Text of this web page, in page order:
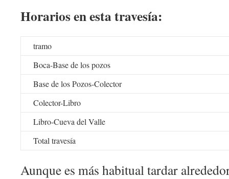
Horarios en esta travesía:
tramo
Boca-Base de los pozos
Base de los Pozos-Colector
Colector-Libro
Libro-Cueva del Valle
Total travesía
Aunque es más habitual tardar